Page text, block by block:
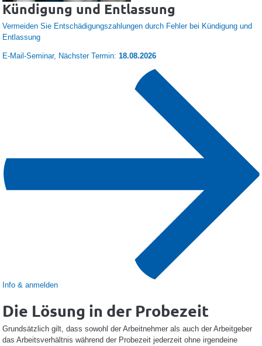
Kündigung und Entlassung
Vermeiden Sie Entschädigungszahlungen durch Fehler bei Kündigung und
Entlassung
E-Mail-Seminar, Nächster Termin: 18.08.2026
Info & anmelden
Die Lösung in der Probezeit
Grundsätzlich gilt, dass sowohl der Arbeitnehmer als auch der Arbeitgeber
das Arbeitsverhältnis während der Probezeit jederzeit ohne irgendeine